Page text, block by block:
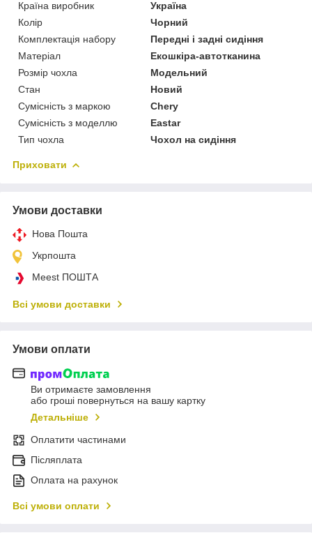
Країна виробник
Україна
Колір
Чорний
Комплектація набору
Передні і задні сидіння
Матеріал
Екошкіра-автотканина
Розмір чохла
Модельний
Стан
Новий
Сумісність з маркою
Chery
Сумісність з моделлю
Eastar
Тип чохла
Чохол на сидіння
Приховати
Умови доставки
Нова Пошта
Укрпошта
Meest ПОШТА
Всі умови доставки
Умови оплати
Ви отримаєте замовлення
або гроші повернуться на вашу картку
Детальніше
Оплатити частинами
Післяплата
Оплата на рахунок
Всі умови оплати